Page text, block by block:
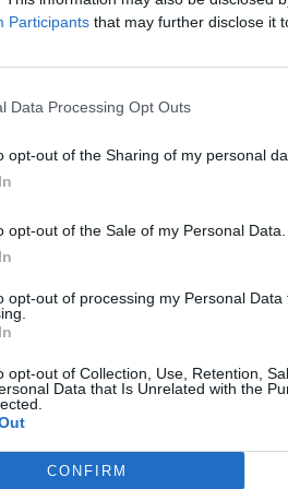
Participants that may further disclose it
Data Processing Opt Outs
opt-out of the Sharing of my personal
opt-out of the Sale of my Personal Data.
opt-out of processing my Personal Data
opt-out of Collection, Use, Retention,
Data that Is Unrelated with the
CONFIRM
sans ajouter de matière
souvent. Elles doivent être
froide et portez à ébullition.
faites-les revenir rapidement à la
surface chaude. Faites cuire une
qu’elles soient bien dorées et